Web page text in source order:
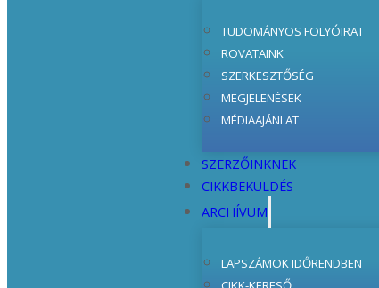
TUDOMÁNYOS FOLYÓIRAT
ROVATAINK
SZERKESZTŐSÉG
MEGJELENÉSEK
MÉDIAAJÁNLAT
SZERZŐINKNEK
CIKKBEKÜLDÉS
ARCHÍVUM
LAPSZÁMOK IDŐRENDBEN